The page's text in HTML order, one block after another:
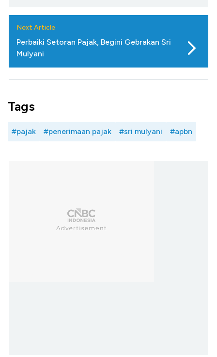
Next Article
Perbaiki Setoran Pajak, Begini Gebrakan Sri
Mulyani
Tags
#pajak #penerimaan pajak #sri mulyani #apbn